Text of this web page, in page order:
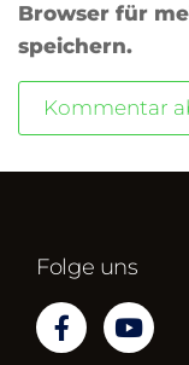
Browser für
speichern.
Folge uns